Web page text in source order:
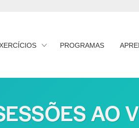
PROGRAMAS
AO